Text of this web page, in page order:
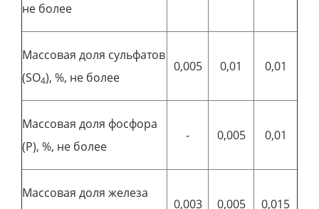
не более
Массовая доля сульфатов
(SO4), %, не более
0,005 0,01 0,01
Массовая доля фосфора
(Р), %, не более
- 0,005 0,01
Массовая доля железа
0,003 0,005 0,015